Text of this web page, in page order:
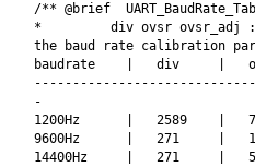
/** @brief
* div ovsr ovsr_adj
the baud rate calibration
baudrate | div |
-
1200Hz | 2589 |
9600Hz | 271 |
14400Hz | 271 |